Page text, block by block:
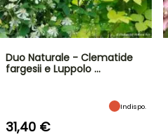
Duo Naturale - Clematide
fargesii e Luppolo …
Indispo.
31,40 €